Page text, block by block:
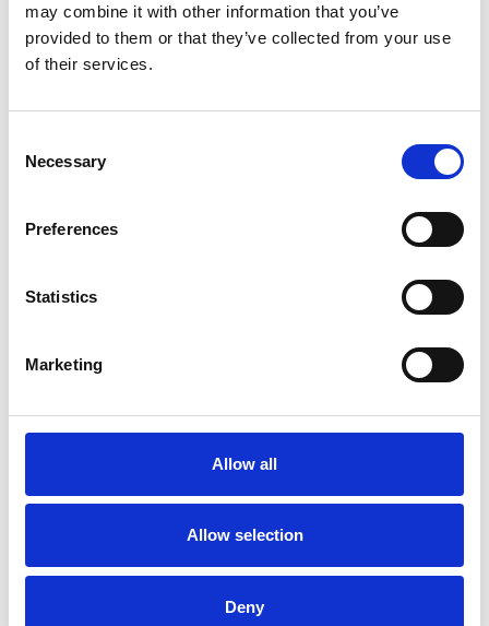
may combine it with other information that you’ve
provided to them or that they’ve collected from your use
of their services.
Selection
Necessary
Preferences
Statistics
Marketing
Allow all
Allow selection
Deny